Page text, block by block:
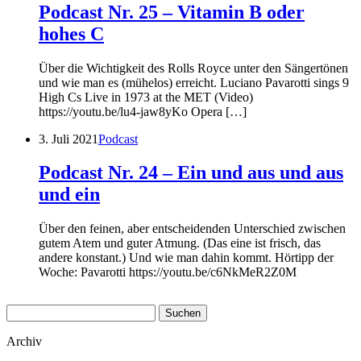
Podcast Nr. 25 – Vitamin B oder
hohes C
Über die Wichtigkeit des Rolls Royce unter den Sängertönen
und wie man es (mühelos) erreicht. Luciano Pavarotti sings 9
High Cs Live in 1973 at the MET (Video)
https://youtu.be/lu4-jaw8yKo Opera […]
3. Juli 2021Podcast
Podcast Nr. 24 – Ein und aus und aus
und ein
Über den feinen, aber entscheidenden Unterschied zwischen
gutem Atem und guter Atmung. (Das eine ist frisch, das
andere konstant.) Und wie man dahin kommt. Hörtipp der
Woche: Pavarotti https://youtu.be/c6NkMeR2Z0M
Archiv